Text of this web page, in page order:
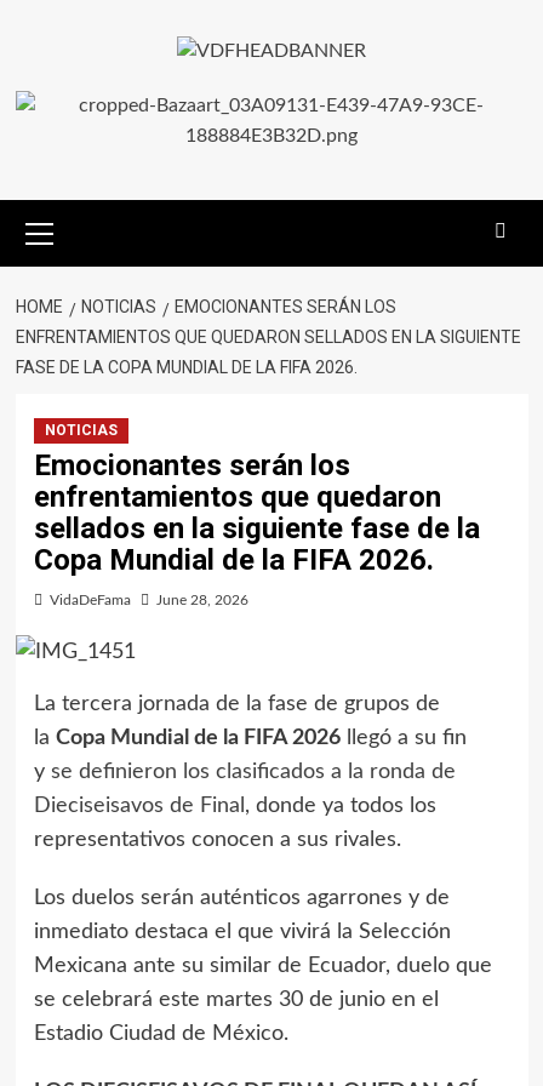
HOME NOTICIAS
EMOCIONANTES SERÁN LOS
ENFRENTAMIENTOS QUE QUEDARON SELLADOS EN LA SIGUIENTE
FASE DE LA COPA MUNDIAL DE LA FIFA 2026.
NOTICIAS
Emocionantes serán los
enfrentamientos que quedaron
sellados en la siguiente fase de la
Copa Mundial de la FIFA 2026.
VidaDeFama June 28, 2026
La tercera jornada de la fase de grupos de
la Copa Mundial de la FIFA 2026llegó a su fin
y se definieron los clasificados a la ronda de
Dieciseisavos de Final , donde ya todos los
representativos conocen a sus rivales.
Los duelos serán auténticos agarrones y de
inmediato destaca el que vivirá la Selección
Mexicana ante su similar de Ecuador, duelo que
se celebrará este martes 30 de junio en el
Estadio Ciudad de México.